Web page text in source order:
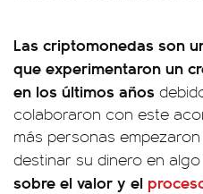
Las criptomonedas son
que experimentaron un
en los últimos años
colaboraron con este
más personas
destinar su dinero en
sobre el valor y el